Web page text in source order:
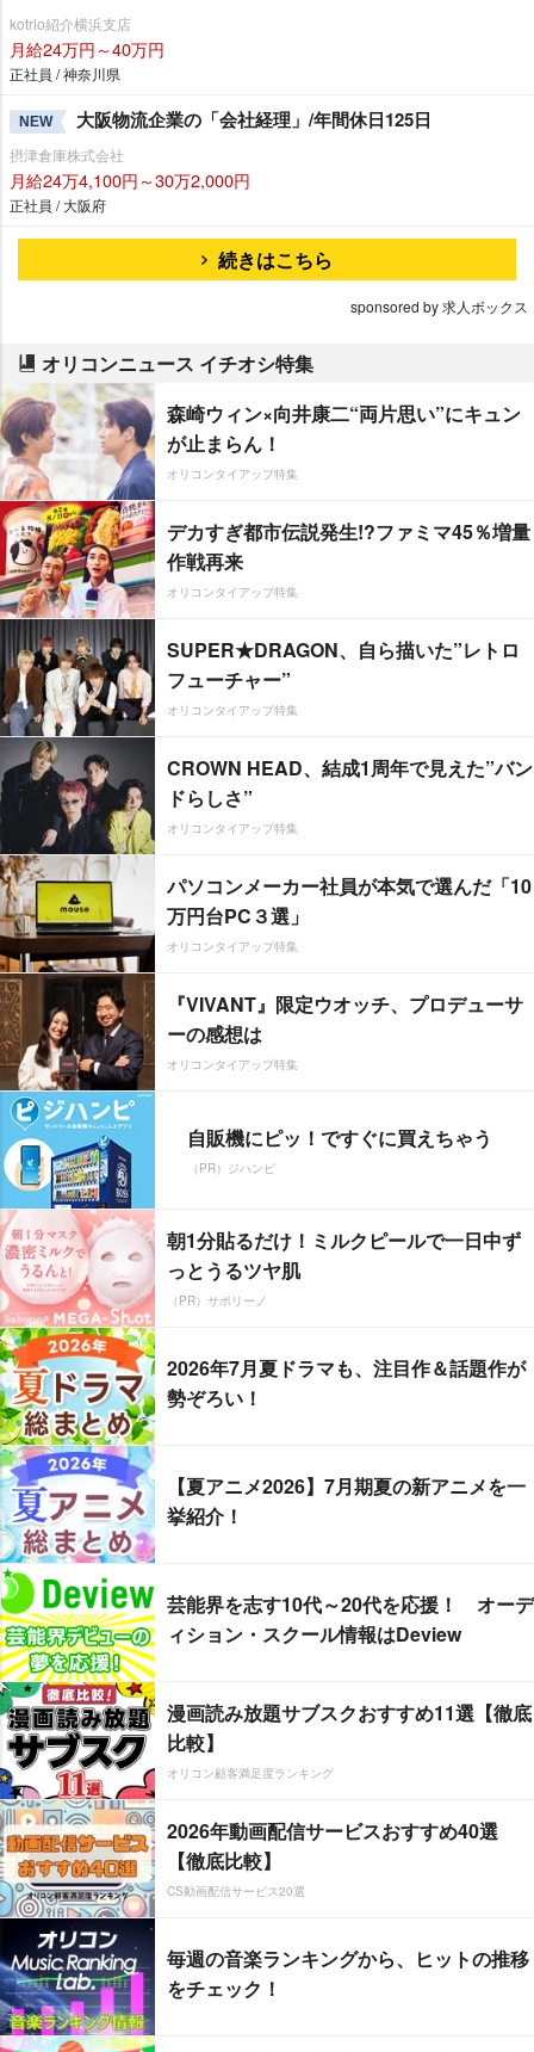
kotrio紹介横浜支店
月給24万円～40万円
正社員 / 神奈川県
NEW 大阪物流企業の「会社経理」/年間休日125日
摂津倉庫株式会社
月給24万4,100円～30万2,000円
正社員 / 大阪府
続きはこちら
sponsored by 求人ボックス
オリコンニュース イチオシ特集
森崎ウィン×向井康二“両片思い”にキュン
が止まらん！
オリコンタイアップ特集
デカすぎ都市伝説発生!?ファミマ45％増量
作戦再来
オリコンタイアップ特集
SUPER★DRAGON、自ら描いた”レトロ
フューチャー”
オリコンタイアップ特集
CROWN HEAD、結成1周年で見えた”バン
ドらしさ”
オリコンタイアップ特集
パソコンメーカー社員が本気で選んだ「10
万円台PC３選」
オリコンタイアップ特集
『VIVANT』限定ウオッチ、プロデューサ
ーの感想は
オリコンタイアップ特集
自販機にピッ！ですぐに買えちゃう
（PR）ジハンピ
朝1分貼るだけ！ミルクピールで一日中ず
っとうるツヤ肌
（PR）サボリーノ
2026年7月夏ドラマも、注目作＆話題作が
勢ぞろい！
【夏アニメ2026】7月期夏の新アニメを一
挙紹介！
芸能界を志す10代～20代を応援！ オーデ
ィション・スクール情報はDeview
漫画読み放題サブスクおすすめ11選【徹底
比較】
オリコン顧客満足度ランキング
2026年動画配信サービスおすすめ40選
【徹底比較】
CS動画配信サービス20選
毎週の音楽ランキングから、ヒットの推移
をチェック！